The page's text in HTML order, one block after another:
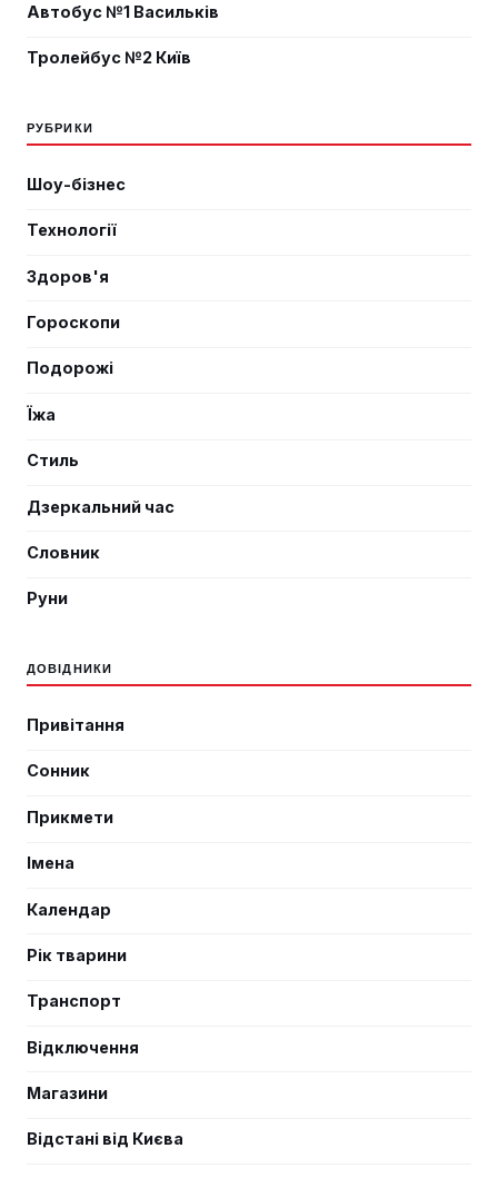
Автобус №1 Васильків
Тролейбус №2 Київ
РУБРИКИ
Шоу-бізнес
Технології
Здоров'я
Гороскопи
Подорожі
Їжа
Стиль
Дзеркальний час
Словник
Руни
ДОВІДНИКИ
Привітання
Сонник
Прикмети
Імена
Календар
Рік тварини
Транспорт
Відключення
Магазини
Відстані від Києва